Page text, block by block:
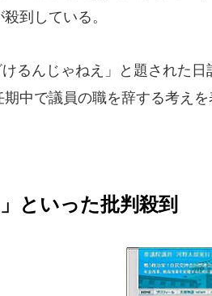
到している。
るんじゃねえ」と題された日
中で議員の職を辞する考え
といった批判殺到